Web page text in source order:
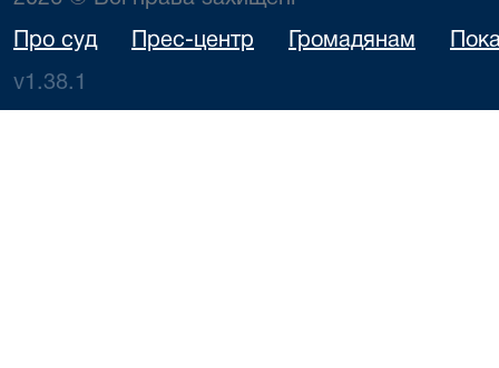
Про суд Прес-центр Громадянам
v1.38.1